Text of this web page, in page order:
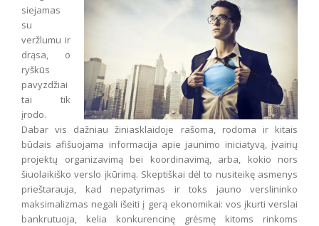
siejamas
su
veržlumu ir
drąsa, o
ryškūs
pavyzdžiai
tai tik
įrodo.
Dabar vis dažniau žiniasklaidoje rašoma, rodoma ir kitais
būdais afišuojama informacija apie jaunimo iniciatyvą, įvairių
projektų organizavimą bei koordinavimą, arba, kokio nors
šiuolaikiško verslo įkūrimą. Skeptiškai dėl to nusiteikę asmenys
prieštarauja, kad nepatyrimas ir toks jauno verslininko
maksimalizmas negali išeiti į gerą ekonomikai: vos įkurti verslai
bankrutuoja, kelia konkurencinę grėsmę kitoms rinkoms